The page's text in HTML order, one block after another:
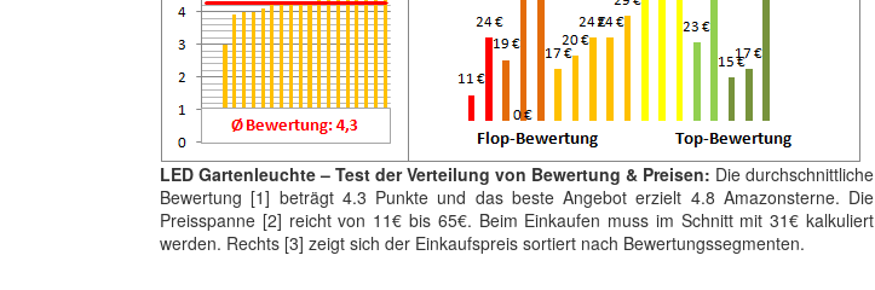
LED Gartenleuchte – Test der Verteilung von Bewertung & Preisen: Die durchschnittliche
Bewertung [1] beträgt 4.3 Punkte und das beste Angebot erzielt 4.8 Amazonsterne. Die
Preisspanne [2] reicht von 11€ bis 65€. Beim Einkaufen muss im Schnitt mit 31€ kalkuliert
werden. Rechts [3] zeigt sich der Einkaufspreis sortiert nach Bewertungssegmenten.